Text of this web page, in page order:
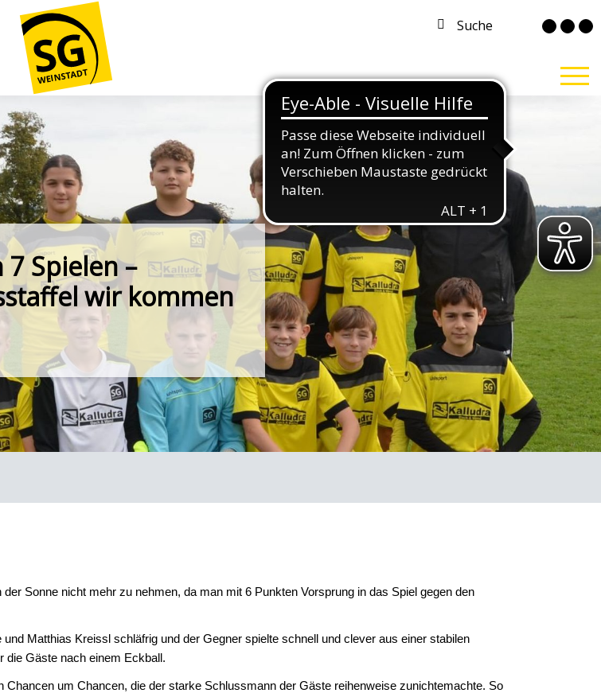
7 Spielen –
wir kommen
Sonne nicht mehr zu nehmen, da man mit 6 Punkten Vorsprung in das Spiel gegen den
Matthias Kreissl schläfrig und der Gegner spielte schnell und clever aus einer stabilen
die Gäste nach einem Eckball.
um Chancen, die der starke Schlussmann der Gäste reihenweise zunichtemachte. So